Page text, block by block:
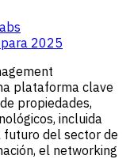
2025
plataforma clave
propiedades,
incluida
del sector de
el networking